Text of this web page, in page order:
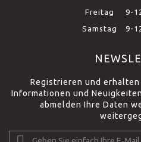
Freitag
9-
Samstag
9-
Registrieren und
Informationen und
abmelden Ihre Daten